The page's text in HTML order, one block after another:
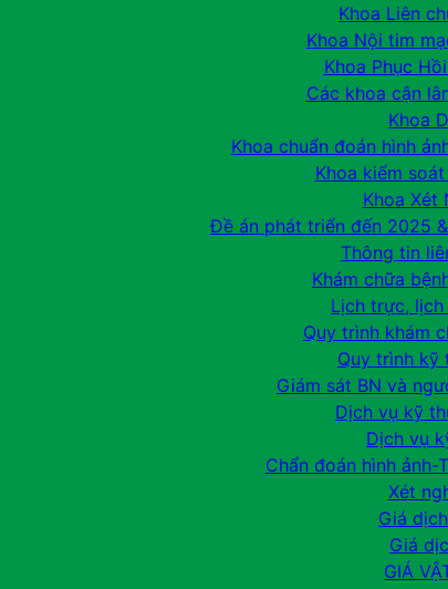
Khoa Liên
Khoa Nội tim
Khoa Phục
Các khoa cận
Khoa
Khoa chuẩn đoán hình
Khoa kiểm
Khoa Xét
Đề án phát triển đến 2025
Thông tin
Khám chữa
Lịch trực, lịch
Quy trình khám
Quy trình kỹ
Giám sát BN và
Dịch vụ kỹ
Dịch vụ
Chẩn đoán hình ảnh-
Xét
Giá
Giá
GIÁ